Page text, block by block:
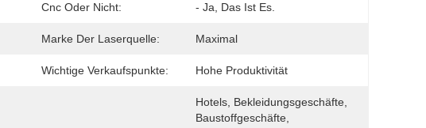
Cnc Oder Nicht: - Ja, Das Ist Es.
Marke Der Laserquelle: Maximal
Wichtige Verkaufspunkte: Hohe Produktivität
Hotels, Bekleidungsgeschäfte,
Baustoffgeschäfte,